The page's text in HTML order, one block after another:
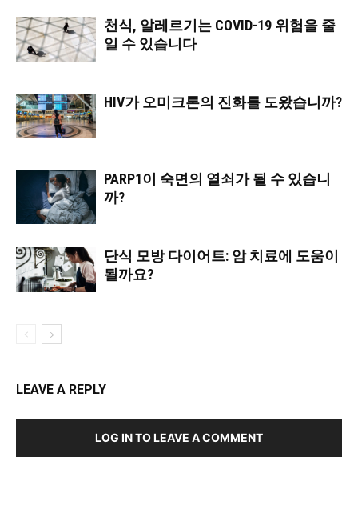
천식, 알레르기는 COVID-19 위험을 줄
일 수 있습니다
HIV가 오미크론의 진화를 도왔습니까?
PARP1이 숙면의 열쇠가 될 수 있습니
까?
단식 모방 다이어트: 암 치료에 도움이
될까요?
LEAVE A REPLY
LOG IN TO LEAVE A COMMENT